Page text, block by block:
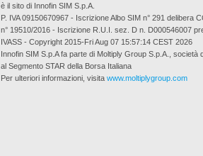
è il sito di Innofin SIM S.p.A.
P. IVA 09150670967 - Iscrizione Albo SIM n° 291 delibera
n° 19510/2016 - Iscrizione R.U.I. sez. D n. D000546007
IVASS - Copyright 2015-Fri Aug 07 15:57:14 CEST 2026
Innofin SIM S.p.A fa parte di Moltiply Group S.p.A., società
al Segmento STAR della Borsa Italiana
Per ulteriori informazioni, visita www.moltiplygroup.com